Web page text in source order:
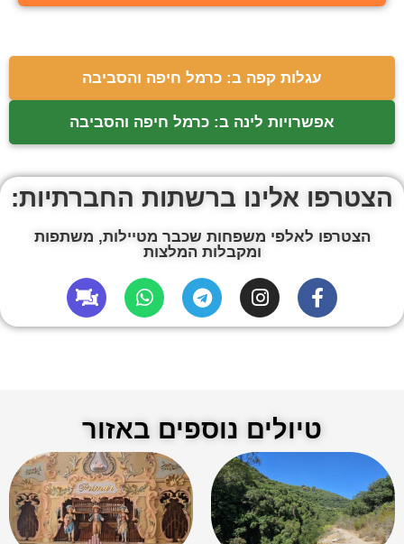
עגלות קפה ב: כרמל חיפה והסביבה
אפשרויות לינה ב: כרמל חיפה והסביבה
הצטרפו אלינו ברשתות החברתיות:
הצטרפו לאלפי משפחות שכבר מטיילות, משתפות
ומקבלות המלצות
טיולים נוספים באזור